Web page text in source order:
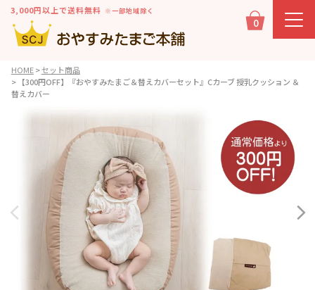
3,000円以上で送料無料 ※一部地域除く
0
HOME
セット商品
【300円OFF】『おやすみたまご＆替えカバーセット』Cカーブ 授乳クッション ＆
替えカバー